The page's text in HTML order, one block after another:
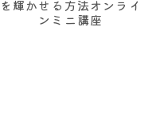
を輝かせる方法オンライ
ンミニ講座